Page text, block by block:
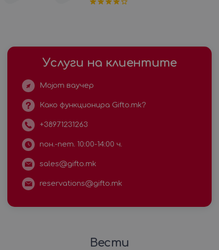
Услуги на клиентите
Мојот ваучер
Како функционира Gifto.mk?
+38971231263
пон.-пет. 10:00-14:00 ч.
sales@gifto.mk
reservations@gifto.mk
Вести